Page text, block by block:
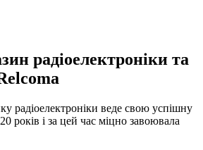
радіоелектроніки та
радіоелектроніки веде свою успішну
років і за цей час міцно завоювала